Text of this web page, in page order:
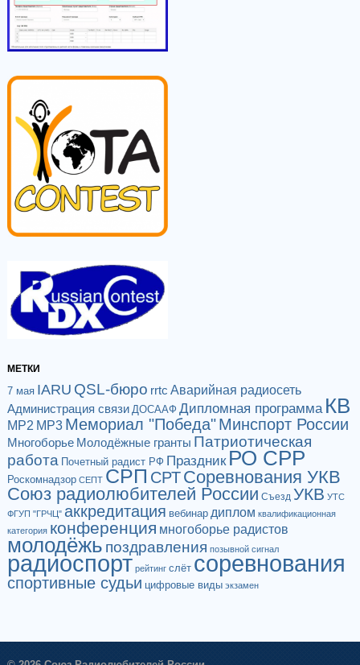
МЕТКИ
7 мая IARU QSL-бюро rrtc Аварийная радиосеть
Администрация связи ДОСААФ Дипломная программа КВ
МР2 МР3 Мемориал "Победа"Минспорт России
Многоборье Молодёжные гранты Патриотическая
работа Почетный радист РФ Праздник РО СРР
Роскомнадзор СЕПТ СРП СРТСоревнования УКВ
Союз радиолюбителей России Съезд УКВ УТС
ФГУП "ГРЧЦ" аккредитация вебинар диплом квалификационная
категория конференция многоборье радистов
молодёжь поздравления позывной сигнал
радиоспорт рейтинг слёт соревнования
спортивные судьи цифровые виды экзамен